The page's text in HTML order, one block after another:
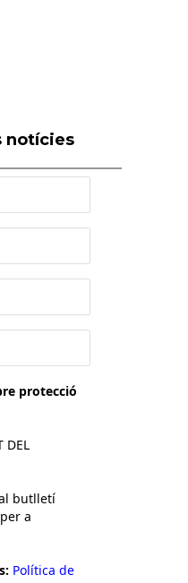
notícies
protecció
DEL
butlletí
a
Política de